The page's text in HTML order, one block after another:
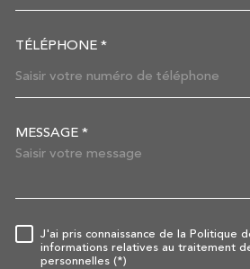
TÉLÉPHONE *
MESSAGE *
J'ai pris connaissance de la Politique
informations relatives au traitement
personnelles (*)